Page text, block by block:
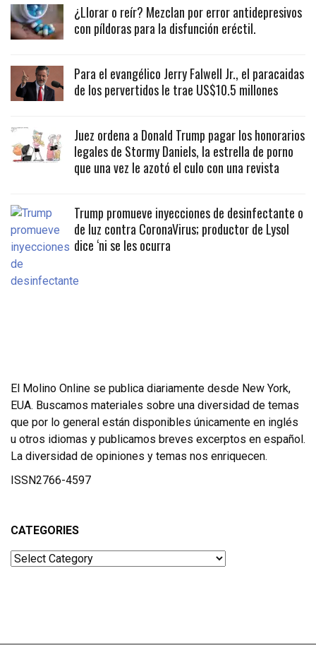
¿Llorar o reír? Mezclan por error antidepresivos
con píldoras para la disfunción eréctil.
Para el evangélico Jerry Falwell Jr., el paracaidas
de los pervertidos le trae US$10.5 millones
Juez ordena a Donald Trump pagar los honorarios
legales de Stormy Daniels, la estrella de porno
que una vez le azotó el culo con una revista
Trump promueve inyecciones de desinfectante o
de luz contra CoronaVirus; productor de Lysol
dice ‘ni se les ocurra
El Molino Online se publica diariamente desde New York,
EUA. Buscamos materiales sobre una diversidad de temas
que por lo general están disponibles únicamente en inglés
u otros idiomas y publicamos breves excerptos en español.
La diversidad de opiniones y temas nos enriquecen.
ISSN2766-4597
CATEGORIES
Categories